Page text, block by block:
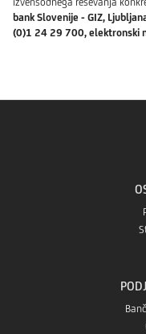
bank Slovenije - GIZ,
(0)1 24 29 700, elektronski